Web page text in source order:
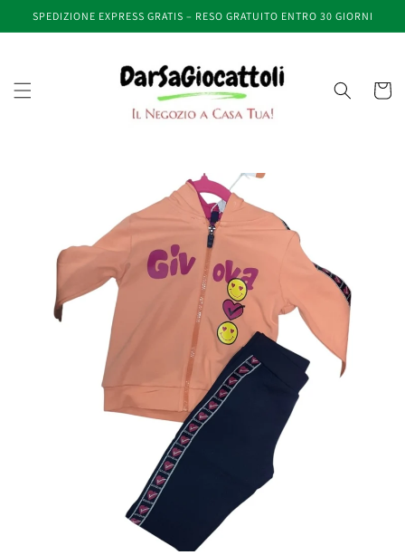
direttamente
ai contenuti
SPEDIZIONE EXPRESS GRATIS – RESO GRATUITO ENTRO 30 GIORNI
Carrello